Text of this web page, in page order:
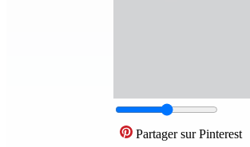
Partager sur Pinterest